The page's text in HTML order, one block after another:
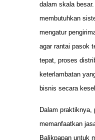
dalam skala
membutuhkan
mengatur
agar rantai pasok
tepat, proses
keterlambatan
bisnis secara
Dalam praktiknya,
memanfaatkan
Balikpapan untuk